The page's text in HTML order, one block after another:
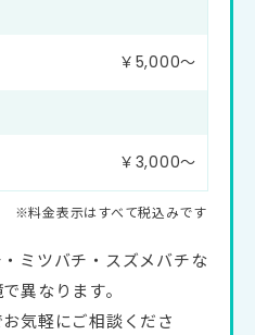
￥5,000〜
￥3,000〜
ミツバチ・スズメバチな
異なります。
気軽にご相談くださ